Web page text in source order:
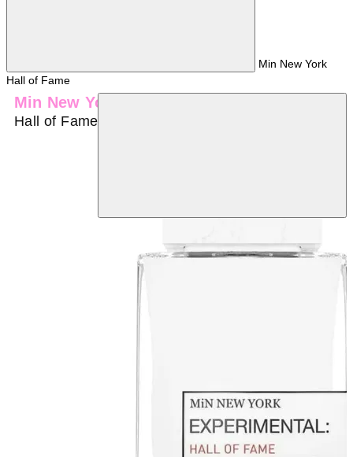
Min New York
Hall of Fame
Min New York
Hall of Fame